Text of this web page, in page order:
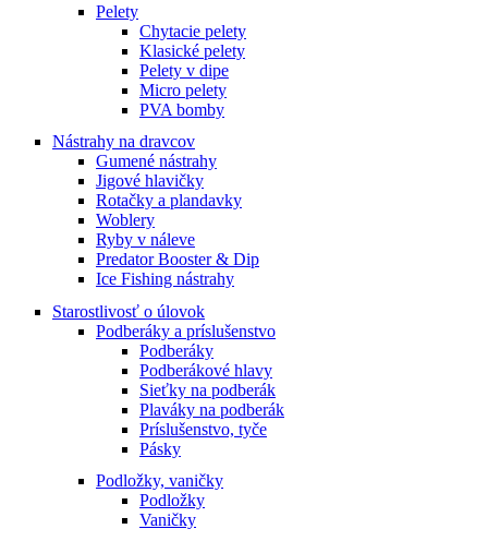
Pelety
Chytacie pelety
Klasické pelety
Pelety v dipe
Micro pelety
PVA bomby
Nástrahy na dravcov
Gumené nástrahy
Jigové hlavičky
Rotačky a plandavky
Woblery
Ryby v náleve
Predator Booster & Dip
Ice Fishing nástrahy
Starostlivosť o úlovok
Podberáky a príslušenstvo
Podberáky
Podberákové hlavy
Sieťky na podberák
Plaváky na podberák
Príslušenstvo, tyče
Pásky
Podložky, vaničky
Podložky
Vaničky